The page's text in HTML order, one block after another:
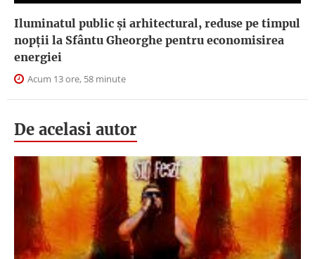
Iluminatul public şi arhitectural, reduse pe timpul
nopţii la Sfântu Gheorghe pentru economisirea
energiei
Acum 13 ore, 58 minute
De acelasi autor